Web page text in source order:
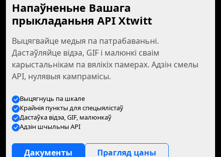
Напаўненьне Вашага
прыкладаньня API Xtwitt
Выцягвайце медыя па патрабаваньні.
Дастаўляйце відэа, GIF і малюнкі сваім
карыстальнікам па вялікіх памерах. Адзін смелы
API, нулявыя кампрамісы.
Выцягнуць па шкале
Крайнія пункты для спецыялістаў
Дастаўка відэа, GIF, малюнкаў
Адзін шчыльны API
Дакументы Прагляд цаны